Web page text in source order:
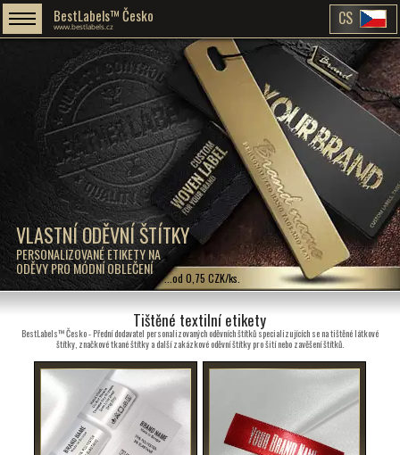
VLASTNÍ ODĚVNÍ ŠTÍTKY
PERSONALIZOVANÉ ETIKETY NA
ODĚVY PRO MÓDNÍ OBLEČENÍ
BestLabels™ Česko
www.bestlabels.cz CS
...od 0,75 CZK/ks.
Tištěné textilní etikety
BestLabels™ Česko - Přední dodavatel personalizovaných oděvních štítků specializujících se na tištěné látkové
štítky, značkové tkané štítky a další zakázkové oděvní štítky pro šití nebo zavěšení štítků.